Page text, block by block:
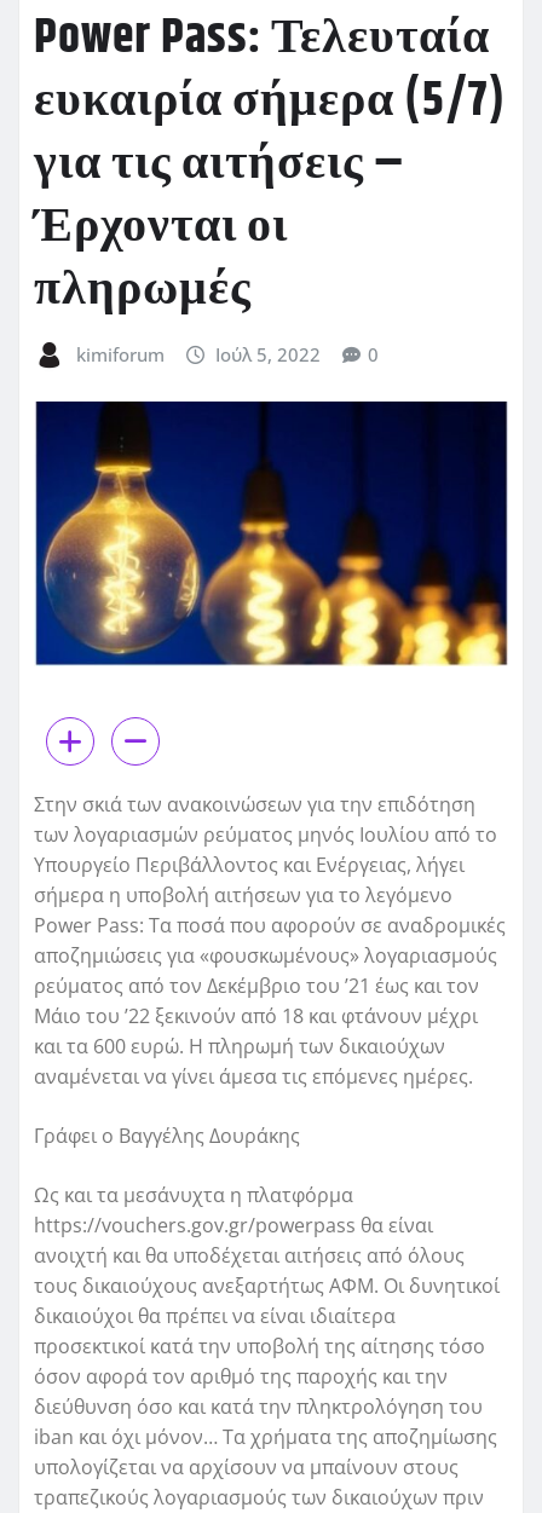
Power Pass: Τελευταία
ευκαιρία σήμερα (5/7)
για τις αιτήσεις –
Έρχονται οι
πληρωμές
kimiforum Ιούλ 5, 2022 0
Στην σκιά των ανακοινώσεων για την επιδότηση
των λογαριασμών ρεύματος μηνός Ιουλίου από το
Υπουργείο Περιβάλλοντος και Ενέργειας, λήγει
σήμερα η υποβολή αιτήσεων για το λεγόμενο
Power Pass: Τα ποσά που αφορούν σε αναδρομικές
αποζημιώσεις για «φουσκωμένους» λογαριασμούς
ρεύματος από τον Δεκέμβριο του ’21 έως και τον
Μάιο του ’22 ξεκινούν από 18 και φτάνουν μέχρι
και τα 600 ευρώ. Η πληρωμή των δικαιούχων
αναμένεται να γίνει άμεσα τις επόμενες ημέρες.
Γράφει ο Βαγγέλης Δουράκης
Ως και τα μεσάνυχτα η πλατφόρμα
https://vouchers.gov.gr/powerpass θα είναι
ανοιχτή και θα υποδέχεται αιτήσεις από όλους
τους δικαιούχους ανεξαρτήτως ΑΦΜ. Οι δυνητικοί
δικαιούχοι θα πρέπει να είναι ιδιαίτερα
προσεκτικοί κατά την υποβολή της αίτησης τόσο
όσον αφορά τον αριθμό της παροχής και την
διεύθυνση όσο και κατά την πληκτρολόγηση του
iban και όχι μόνον… Τα χρήματα της αποζημίωσης
υπολογίζεται να αρχίσουν να μπαίνουν στους
τραπεζικούς λογαριασμούς των δικαιούχων πριν